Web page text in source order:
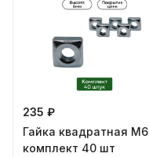
235 ₽
Гайка квадратная М6
комплект 40 шт